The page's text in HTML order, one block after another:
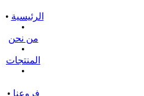
• الرئيسية
•
من نحن
•
المنتجات
•
• فروعنا